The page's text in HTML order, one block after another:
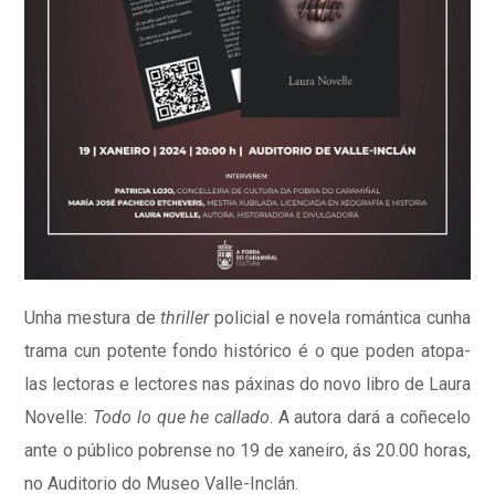
Unha mestura dethrillerpolicial e novela romántica cunha
trama cun potente fondo histórico é o que poden atopa-
las lectoras e lectores nas páxinas do novo libro de Laura
Novelle: Todo lo que he callado. A autora dará a coñecelo
ante o público pobrense no 19 de xaneiro, ás 20.00 horas,
no Auditorio do Museo Valle-Inclán.